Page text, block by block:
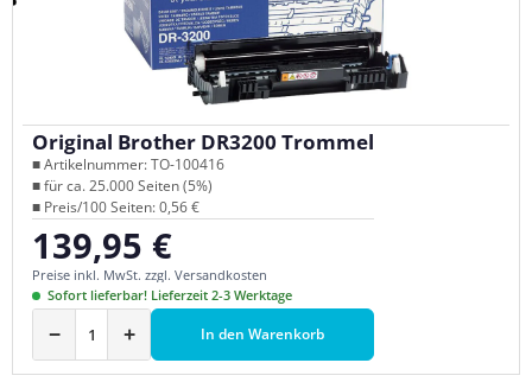
Original Brother DR3200 Trommel
■ Artikelnummer: TO-100416
■ für ca. 25.000 Seiten (5%)
■ Preis/100 Seiten: 0,56 €
Regulärer Preis:
139,95 €
Preise inkl. MwSt. zzgl. Versandkosten
Sofort lieferbar! Lieferzeit 2-3 Werktage
− + In den Warenkorb